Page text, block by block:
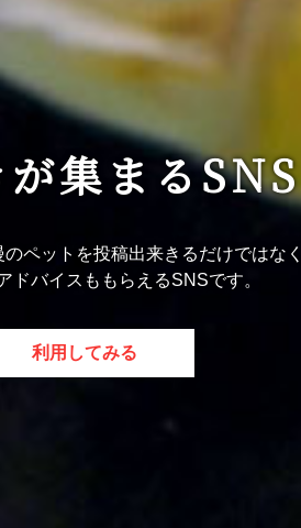
集まるSNS
ペットを投稿出来きるだけではなく
ドバイスももらえるSNSです。
利用してみる